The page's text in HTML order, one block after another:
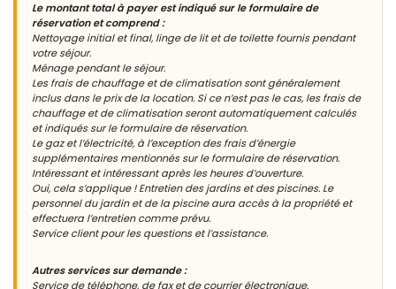
Le montant total à payer est indiqué sur le formulaire de
réservation et comprend :
Nettoyage initial et final, linge de lit et de toilette fournis pendant
votre séjour.
Ménage pendant le séjour.
Les frais de chauffage et de climatisation sont généralement
inclus dans le prix de la location. Si ce n’est pas le cas, les frais de
chauffage et de climatisation seront automatiquement calculés
et indiqués sur le formulaire de réservation.
Le gaz et l’électricité, à l’exception des frais d’énergie
supplémentaires mentionnés sur le formulaire de réservation.
Intéressant et intéressant après les heures d’ouverture.
Oui, cela s’applique ! Entretien des jardins et des piscines. Le
personnel du jardin et de la piscine aura accès à la propriété et
effectuera l’entretien comme prévu.
Service client pour les questions et l’assistance.
Autres services sur demande :
Service de téléphone, de fax et de courrier électronique.